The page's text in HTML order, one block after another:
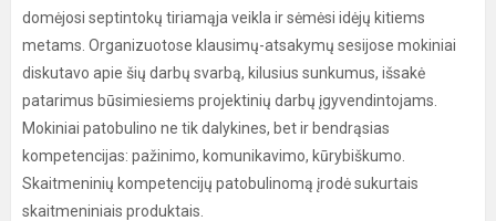
domėjosi septintokų tiriamąja veikla ir sėmėsi idėjų kitiems
metams. Organizuotose klausimų-atsakymų sesijose mokiniai
diskutavo apie šių darbų svarbą, kilusius sunkumus, išsakė
patarimus būsimiesiems projektinių darbų įgyvendintojams.
Mokiniai patobulino ne tik dalykines, bet ir bendrąsias
kompetencijas: pažinimo, komunikavimo, kūrybiškumo.
Skaitmeninių kompetencijų patobulinomą įrodė sukurtais
skaitmeniniais produktais.